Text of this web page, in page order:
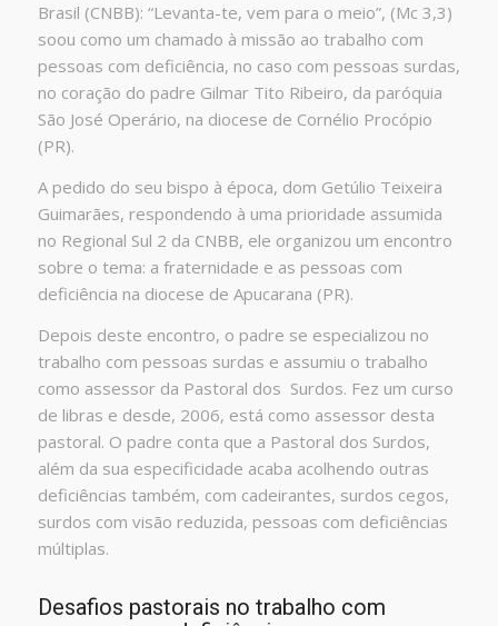
Brasil (CNBB): “Levanta-te, vem para o meio”, (Mc 3,3)
soou como um chamado à missão ao trabalho com
pessoas com deficiência, no caso com pessoas surdas,
no coração do padre Gilmar Tito Ribeiro, da paróquia
São José Operário, na diocese de Cornélio Procópio
(PR).
A pedido do seu bispo à época, dom Getúlio Teixeira
Guimarães, respondendo à uma prioridade assumida
no Regional Sul 2 da CNBB, ele organizou um encontro
sobre o tema: a fraternidade e as pessoas com
deficiência na diocese de Apucarana (PR).
Depois deste encontro, o padre se especializou no
trabalho com pessoas surdas e assumiu o trabalho
como assessor da Pastoral dos Surdos. Fez um curso
de libras e desde, 2006, está como assessor desta
pastoral. O padre conta que a Pastoral dos Surdos,
além da sua especificidade acaba acolhendo outras
deficiências também, com cadeirantes, surdos cegos,
surdos com visão reduzida, pessoas com deficiências
múltiplas.
Desafios pastorais no trabalho com